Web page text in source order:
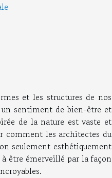
et les structures de nos
sentiment de bien-être et
de la nature est vaste et
comment les architectes du
seulement esthétiquement
être émerveillé par la façon